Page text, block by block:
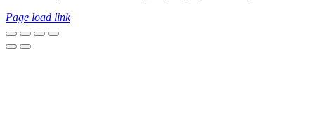
Page load link